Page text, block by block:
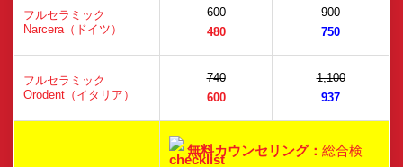
フルセラミック
Narcera（ドイツ）
600
480
900
750
フルセラミック
Orodent（イタリア）
740
600
1,100
937
無料カウンセリング： 総合検